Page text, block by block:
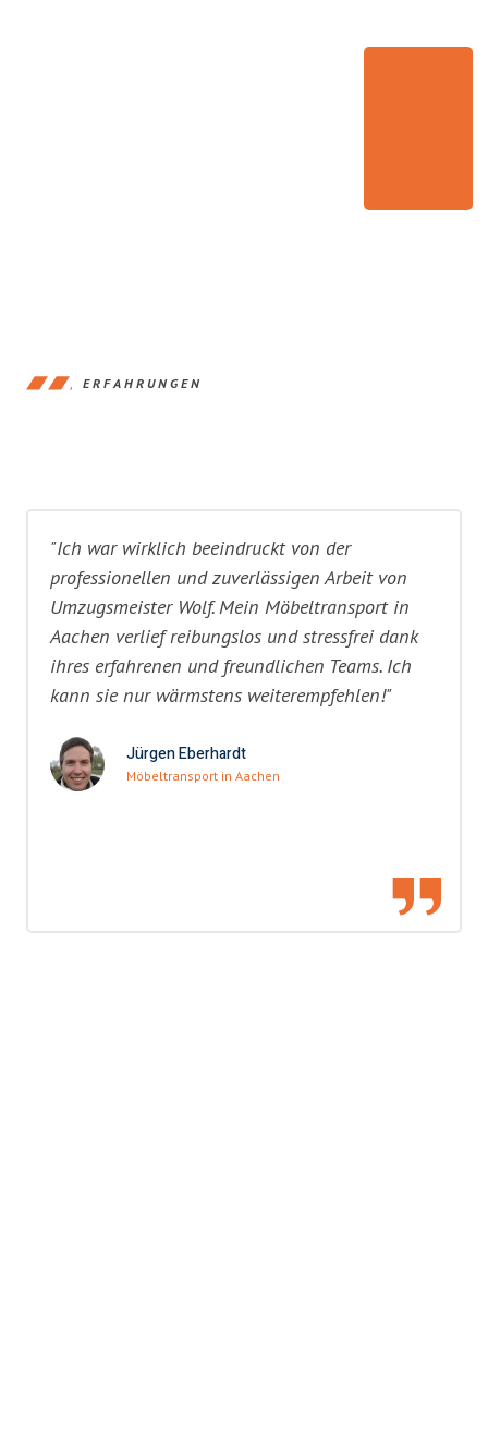
ERFAHRUNGEN
"Ich war wirklich beeindruckt von der
professionellen und zuverlässigen Arbeit von
Umzugsmeister Wolf. Mein Möbeltransport in
Aachen verlief reibungslos und stressfrei dank
ihres erfahrenen und freundlichen Teams. Ich
kann sie nur wärmstens weiterempfehlen!"
Jürgen Eberhardt
Möbeltransport in Aachen